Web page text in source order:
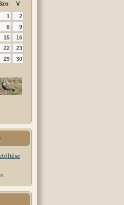
V
1
2
8
9
15
16
22
23
29
30